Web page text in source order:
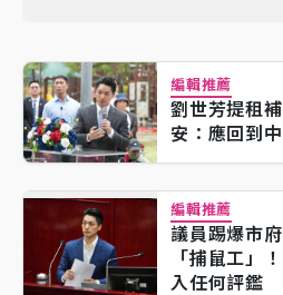
編輯推薦
劉世芳提租
安：應回到
編輯推薦
議員踢爆市
「捕鼠工」
入任何評鑑